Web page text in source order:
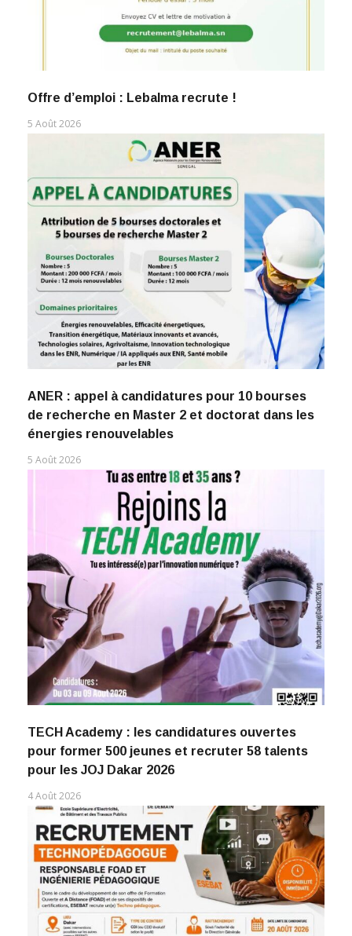
Offre d’emploi : Lebalma recrute !
5 Août 2026
ANER : appel à candidatures pour 10 bourses
de recherche en Master 2 et doctorat dans les
énergies renouvelables
5 Août 2026
TECH Academy : les candidatures ouvertes
pour former 500 jeunes et recruter 58 talents
pour les JOJ Dakar 2026
4 Août 2026